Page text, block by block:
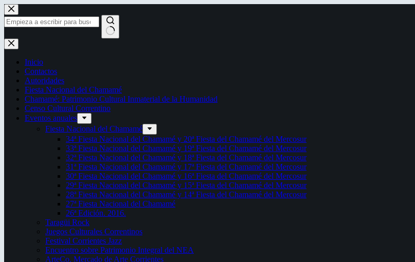
Saltar
al
contenido
Sin
resultados
Inicio
Contactos
Autoridades
Fiesta Nacional del Chamamé
Chamamé: Patrimonio Cultural Inmaterial de la Humanidad
Censo Cultural Correntino
Eventos anuales
Fiesta Nacional del Chamamé
34ª Fiesta Nacional del Chamamé y 20ª Fiesta del Chamamé del Mercosur
33ª Fiesta Nacional del Chamamé y 19ª Fiesta del Chamamé del Mercosur
32ª Fiesta Nacional del Chamamé y 18ª Fiesta del Chamamé del Mercosur
31ª Fiesta Nacional del Chamamé y 17ª Fiesta del Chamamé del Mercosur
30ª Fiesta Nacional del Chamamé y 16ª Fiesta del Chamamé del Mercosur
29ª Fiesta Nacional del Chamamé y 15ª Fiesta del Chamamé del Mercosur
28ª Fiesta Nacional del Chamamé y 14ª Fiesta del Chamamé del Mercosur
27ª Fiesta Nacional del Chamamé
26ª Edición. 2016.
Taragüi Rock
Juegos Culturales Correntinos
Festival Corrientes Jazz
Encuentro sobre Patrimonio Integral del NEA
ArteCo. Mercado de Arte Corrientes